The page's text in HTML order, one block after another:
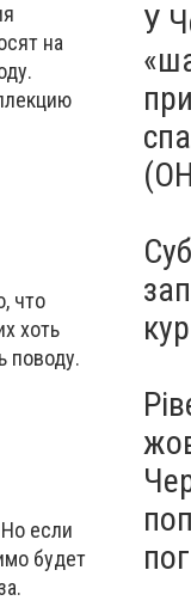
на
что
хоть
поводу.
если
будет
У